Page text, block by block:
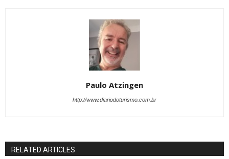
Paulo Atzingen
http://www.diariodoturismo.com.br
RELATED ARTICLES